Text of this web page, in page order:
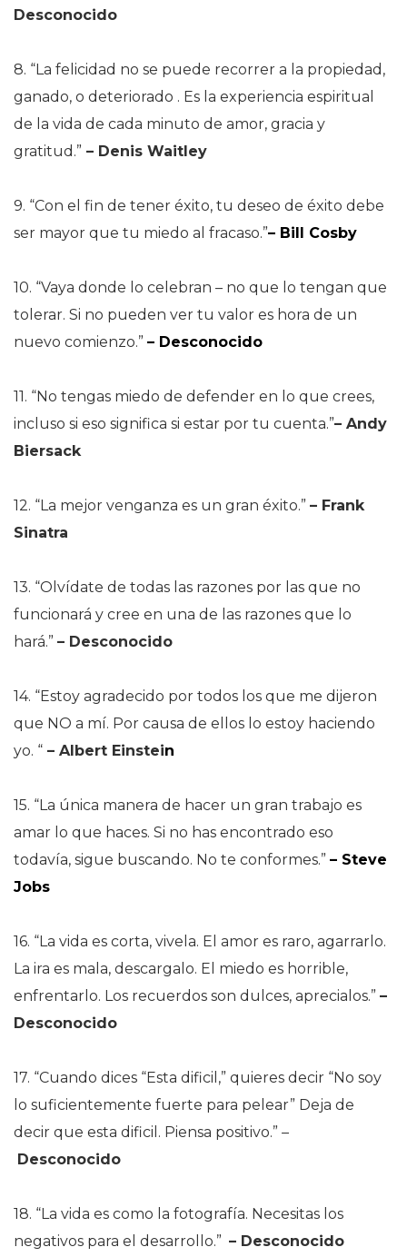
Desconocido
8. “La felicidad no se puede recorrer a la propiedad,
ganado, o deteriorado . Es la experiencia espiritual
de la vida de cada minuto de amor, gracia y
gratitud.” – Denis Waitley
9. “Con el fin de tener éxito, tu deseo de éxito debe
ser mayor que tu miedo al fracaso.”– Bill Cosby
10. “Vaya donde lo celebran – no que lo tengan que
tolerar. Si no pueden ver tu valor es hora de un
nuevo comienzo.” – Desconocido
11. “No tengas miedo de defender en lo que crees,
incluso si eso significa si estar por tu cuenta.”– Andy
Biersack
12. “La mejor venganza es un gran éxito.” – Frank
Sinatra
13. “Olvídate de todas las razones por las que no
funcionará y cree en una de las razones que lo
hará.” – Desconocido
14. “Estoy agradecido por todos los que me dijeron
que NO a mí. Por causa de ellos lo estoy haciendo
yo. “ – Albert Einstein
15. “La única manera de hacer un gran trabajo es
amar lo que haces. Si no has encontrado eso
todavía, sigue buscando. No te conformes.” – Steve
Jobs
16. “La vida es corta, vivela. El amor es raro, agarrarlo.
La ira es mala, descargalo. El miedo es horrible,
enfrentarlo. Los recuerdos son dulces, aprecialos.” –
Desconocido
17. “Cuando dices “Esta dificil,” quieres decir “No soy
lo suficientemente fuerte para pelear” Deja de
decir que esta dificil. Piensa positivo.” –
Desconocido
18. “La vida es como la fotografía. Necesitas los
negativos para el desarrollo.” – Desconocido